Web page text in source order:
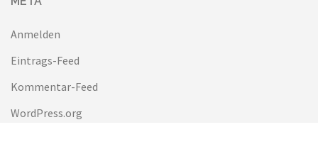
Anmelden
Eintrags-Feed
Kommentar-Feed
WordPress.org